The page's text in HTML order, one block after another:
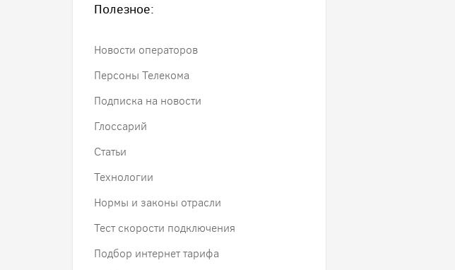
Полезное:
Новости операторов
Персоны Телекома
Подписка на новости
Глоссарий
Статьи
Технологии
Нормы и законы отрасли
Тест скорости подключения
Подбор интернет тарифа